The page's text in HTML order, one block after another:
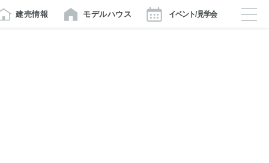
建売情報 モデルハウス イベント/見学会